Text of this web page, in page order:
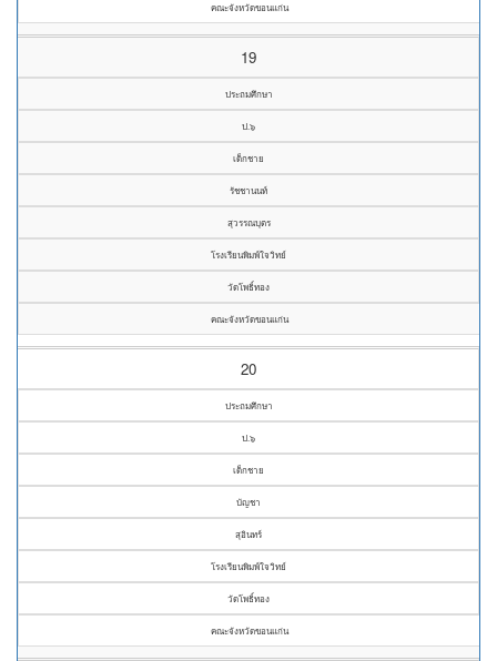
คณะจังหวัดขอนแก่น
19
ประถมศึกษา
ป.๖
เด็กชาย
รัชชานนท์
สุวรรณบุตร
โรงเรียนพิมพ์ใจวิทย์
วัดโพธิ์ทอง
คณะจังหวัดขอนแก่น
20
ประถมศึกษา
ป.๖
เด็กชาย
บัญชา
สุอินทร์
โรงเรียนพิมพ์ใจวิทย์
วัดโพธิ์ทอง
คณะจังหวัดขอนแก่น